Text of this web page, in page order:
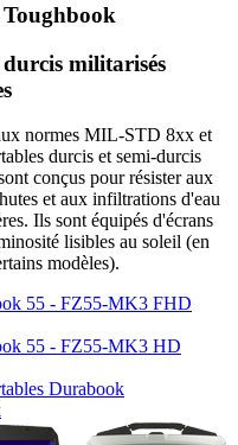
militarisés
normes MIL-STD 8xx et
durcis et semi-durcis
conçus pour résister aux
et aux infiltrations d'eau
Ils sont équipés d'écrans
lisibles au soleil (en
modèles).
55 - FZ55-MK3 FHD
55 - FZ55-MK3 HD
Durabook